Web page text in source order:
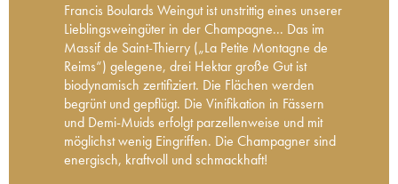
Francis Boulards Weingut ist unstrittig eines unserer
Lieblingsweingüter in der Champagne... Das im
Massif de Saint-Thierry („La Petite Montagne de
Reims“) gelegene, drei Hektar große Gut ist
biodynamisch zertifiziert. Die Flächen werden
begrünt und gepflügt. Die Vinifikation in Fässern
und Demi-Muids erfolgt parzellenweise und mit
möglichst wenig Eingriffen. Die Champagner sind
energisch, kraftvoll und schmackhaft!